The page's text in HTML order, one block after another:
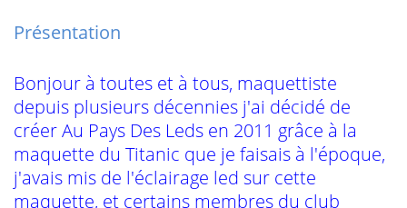
Présentation
Bonjour à toutes et à tous, maquettiste
depuis plusieurs décennies j'ai décidé de
créer Au Pays Des Leds en 2011 grâce à la
maquette du Titanic que je faisais à l'époque,
j'avais mis de l'éclairage led sur cette
maquette, et certains membres du club